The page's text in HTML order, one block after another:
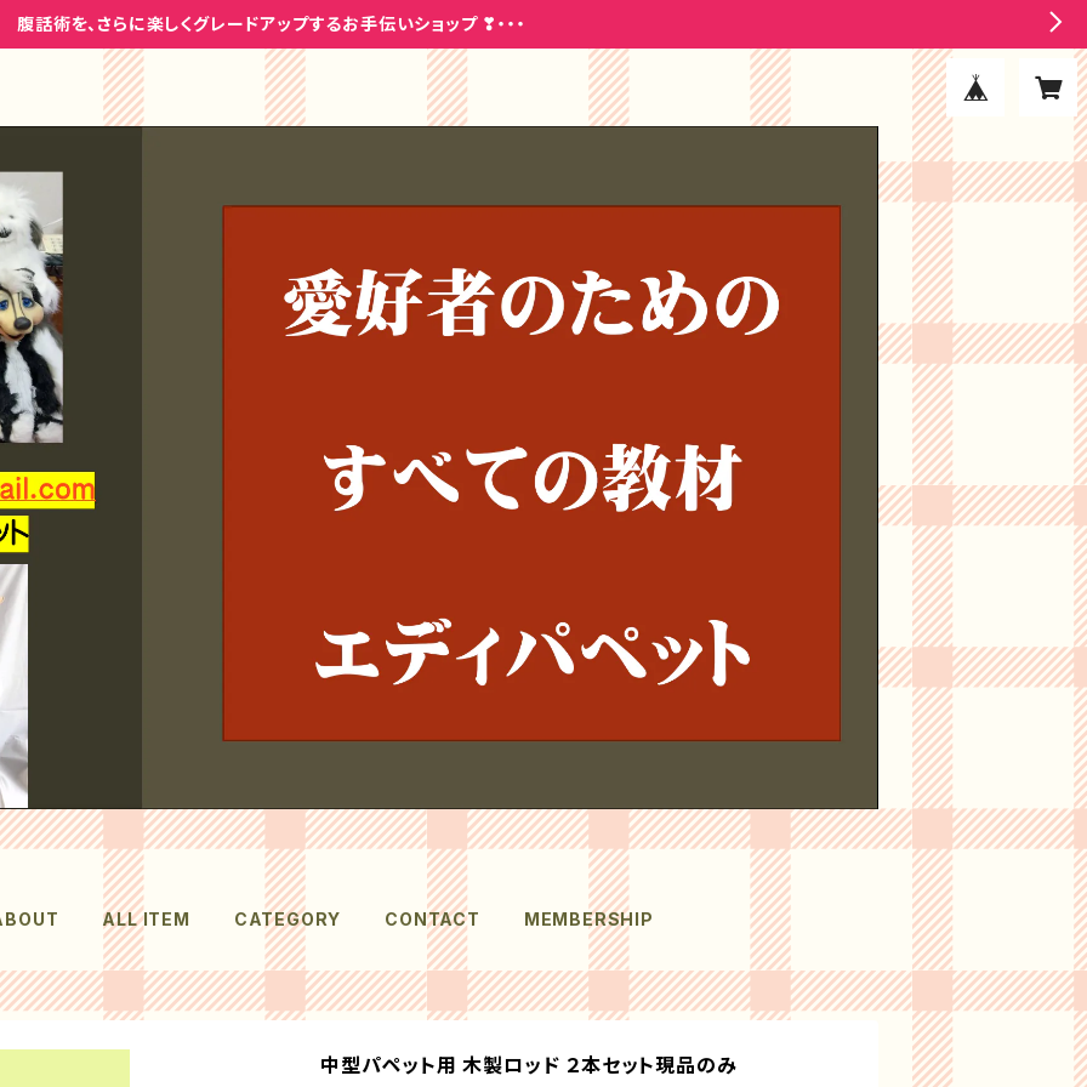
腹話術を、さらに楽しくグレードアップするお手伝いショップ ❣・・・
ALL ITEM CATEGORY CONTACT MEMBERSHIP
中型パペット用 木製ロッド ２本セット現品のみ